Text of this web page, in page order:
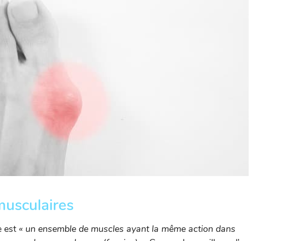
est « un ensemble de muscles ayant la même action dans